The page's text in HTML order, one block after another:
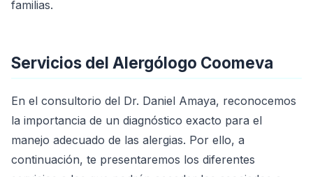
familias.
Servicios del Alergólogo Coomeva
En el consultorio del Dr. Daniel Amaya, reconocemos
la importancia de un diagnóstico exacto para el
manejo adecuado de las alergias. Por ello, a
continuación, te presentaremos los diferentes